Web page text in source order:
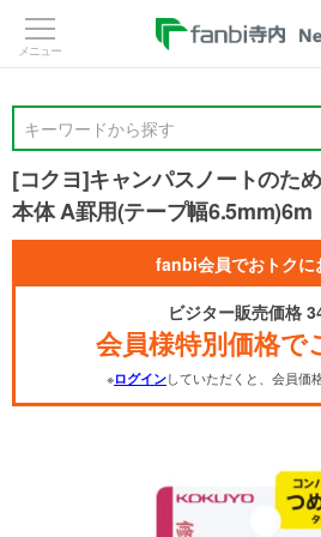
キーワードから探す
[コクヨ]キャンパスノートのた
本体 A罫用(テープ幅6.5mm)6m
fanbi会員でおトクに
ビジター販売価格
会員様特別価格で
※ログインしていただくと、会員価